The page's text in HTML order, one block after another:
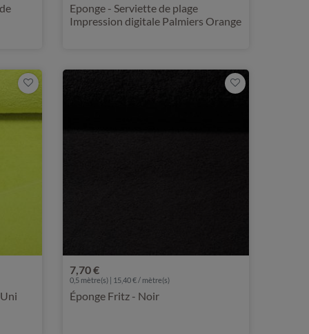
Eponge - Serviette de plage
Impression digitale Palmiers Orange
7,70 €
0,5 mètre(s) | 15,40 € / mètre(s)
Éponge Fritz - Noir